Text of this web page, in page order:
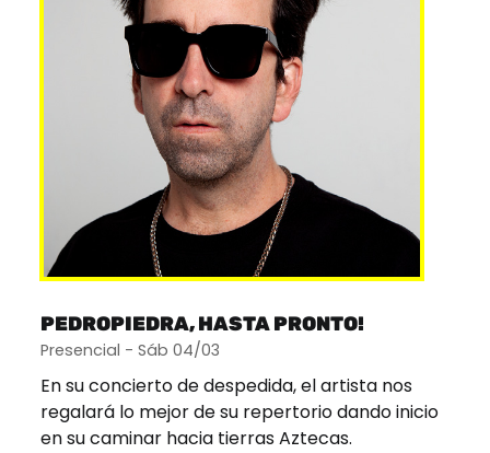
PEDROPIEDRA, HASTA PRONTO!
Presencial - Sáb 04/03
En su concierto de despedida, el artista nos
regalará lo mejor de su repertorio dando inicio
en su caminar hacia tierras Aztecas.